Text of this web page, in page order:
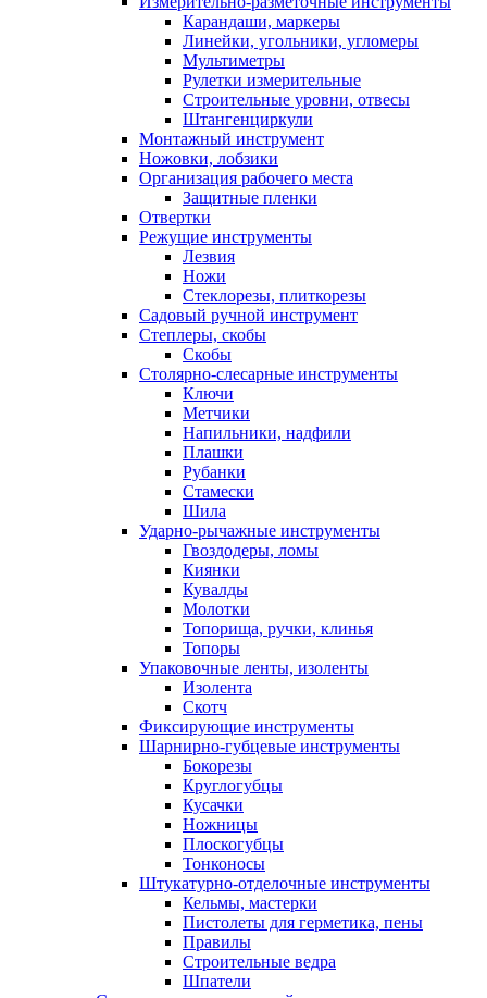
Карандаши, маркеры
Линейки, угольники, угломеры
Мультиметры
Рулетки измерительные
Строительные уровни, отвесы
Штангенциркули
Монтажный инструмент
Ножовки, лобзики
Организация рабочего места
Защитные пленки
Отвертки
Режущие инструменты
Лезвия
Ножи
Стеклорезы, плиткорезы
Садовый ручной инструмент
Степлеры, скобы
Скобы
Столярно-слесарные инструменты
Ключи
Метчики
Напильники, надфили
Плашки
Рубанки
Стамески
Шила
Ударно-рычажные инструменты
Гвоздодеры, ломы
Киянки
Кувалды
Молотки
Топорища, ручки, клинья
Топоры
Упаковочные ленты, изоленты
Изолента
Скотч
Фиксирующие инструменты
Шарнирно-губцевые инструменты
Бокорезы
Круглогубцы
Кусачки
Ножницы
Плоскогубцы
Тонконосы
Штукатурно-отделочные инструменты
Кельмы, мастерки
Пистолеты для герметика, пены
Правилы
Строительные ведра
Шпатели